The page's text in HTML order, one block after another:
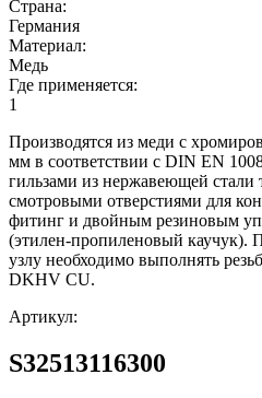
Страна:
Германия
Материал:
Медь
Где применяется:
1
Производятся из меди с
мм в соответствии с DIN EN
гильзами из нержавеющей
смотровыми отверстиями для
фитинг и двойным резиновым
(этилен-пропиленовый каучук).
узлу необходимо выполнять
DKHV CU.
Артикул:
S32513116300